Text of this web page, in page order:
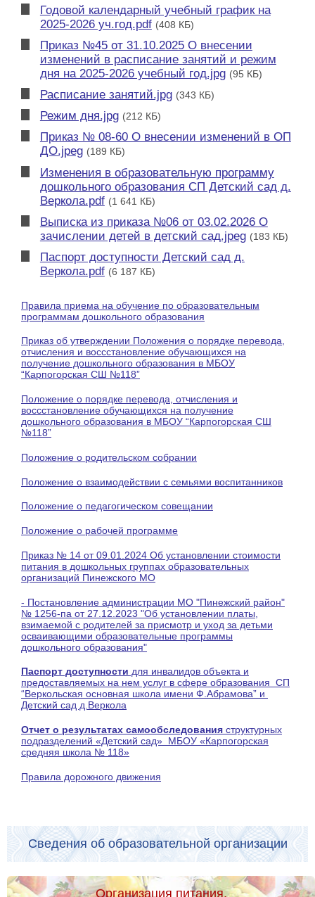
Годовой календарный учебный график на
2025-2026 уч.год.pdf (408 КБ)
Приказ №45 от 31.10.2025 О внесении
изменений в расписание занятий и режим
дня на 2025-2026 учебный год.jpg (95 КБ)
Расписание занятий.jpg (343 КБ)
Режим дня.jpg (212 КБ)
Приказ № 08-60 О внесении изменений в ОП
ДО.jpeg (189 КБ)
Изменения в образовательную программу
дошкольного образования СП Детский сад д.
Веркола.pdf (1 641 КБ)
Выписка из приказа №06 от 03.02.2026 О
зачислении детей в детский сад.jpeg (183 КБ)
Паспорт доступности Детский сад д.
Веркола.pdf (6 187 КБ)
Правила приема на обучение по образовательным
программам дошкольного образования
Приказ об утверждении Положения о порядке перевода,
отчисления и воссстановление обучающихся на
получение дошкольного образования в МБОУ
“Карпогорская СШ №118”
Положение о порядке перевода, отчисления и
воссстановление обучающихся на получение
дошкольного образования в МБОУ “Карпогорская СШ
№118”
Положение о родительском собрании
Положение о взаимодействии с семьями воспитанников
Положение о педагогическом совещании
Положение о рабочей программе
Приказ № 14 от 09.01.2024 Об установлении стоимости
питания в дошкольных группах образовательных
организаций Пинежского МО
- Постановление администрации МО "Пинежский район"
№ 1256-па от 27.12.2023 "Об установлении платы,
взимаемой с родителей за присмотр и уход за детьми
осваивающими образовательные программы
дошкольного образования"
Паспорт доступности для инвалидов объекта и
предоставляемых на нем услуг в сфере образования СП
“Веркольская основная школа имени Ф.Абрамова” и
Детский сад д.Веркола
Отчет о результатах самообследования структурных
подразделений «Детский сад» МБОУ «Карпогорская
средняя школа № 118»
Правила дорожного движения
Сведения об образовательной организации
Организация питания.